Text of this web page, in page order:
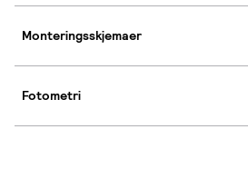
Monteringsskjemaer
Fotometri